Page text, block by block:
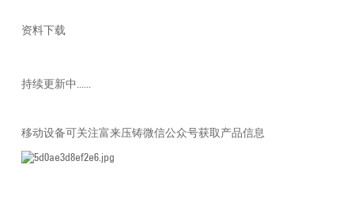
资料下载
持续更新中......
移动设备可关注富来压铸微信公众号获取产品信息